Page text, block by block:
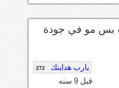
بس مو في جودة
يارب هدايتك 272
قبل 9 سنه